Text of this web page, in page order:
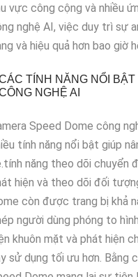
vực công cộng và nhiều
nghệ AI, việc duy trì sự
và hiệu quả hơn bao giờ
TÍNH NĂNG NỔI
NGHỆ AI
Speed Dome công
tính năng nổi bật giúp
năng theo dõi chuyển
hiện và theo dõi đối
còn được trang bị khả
người dùng phóng to
khuôn mặt và phát hiện
sử dụng tối ưu hơn. Bằng